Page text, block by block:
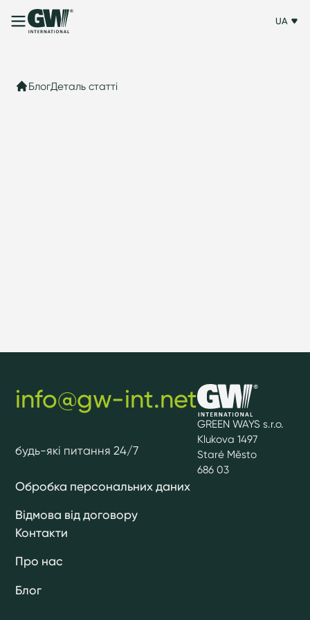
UA
БлогДеталь статті
GREEN WAYS s.r.o.
Klukova 1497
Staré Město
686 03
Обробка персональних даних
Відмова від договору
Контакти
Про нас
Блог
info@gw-int.net
будь-які питання 24/7